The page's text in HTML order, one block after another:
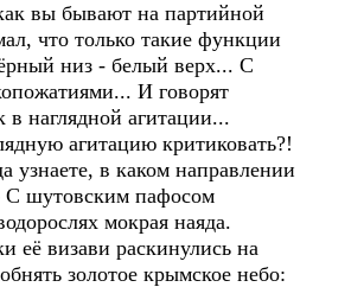
вы бывают на партийной
что только такие функции
низ - белый верх... С
И говорят
в наглядной агитации...
агитацию критиковать?!
узнаете, в каком направлении
С шутовским пафосом
мокрая наяда.
её визави раскинулись на
золотое крымское небо: